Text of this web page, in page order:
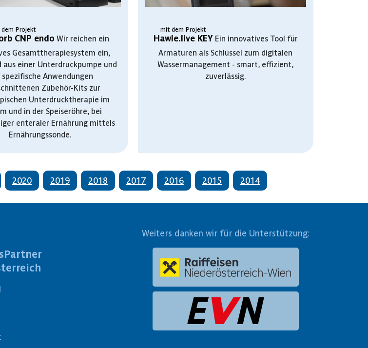
Projekt
CNP endo Wir reichen ein
Gesamttherapiesystem ein,
aus einer Unterdruckpumpe und
Anwendungen
Zubehör-Kits zur
Unterdrucktherapie im
und in der Speiseröhre, bei
enteraler Ernährung mittels
Ernährungssonde.
mit dem Projekt
Hawle.live KEYEin innovatives Tool für
Armaturen als Schlüssel zum digitalen
Wassermanagement - smart, effizient,
zuverlässig.
2020 2019 2018 2017 2016 2015 2014
Weiters danken wir für die Unterstützung: